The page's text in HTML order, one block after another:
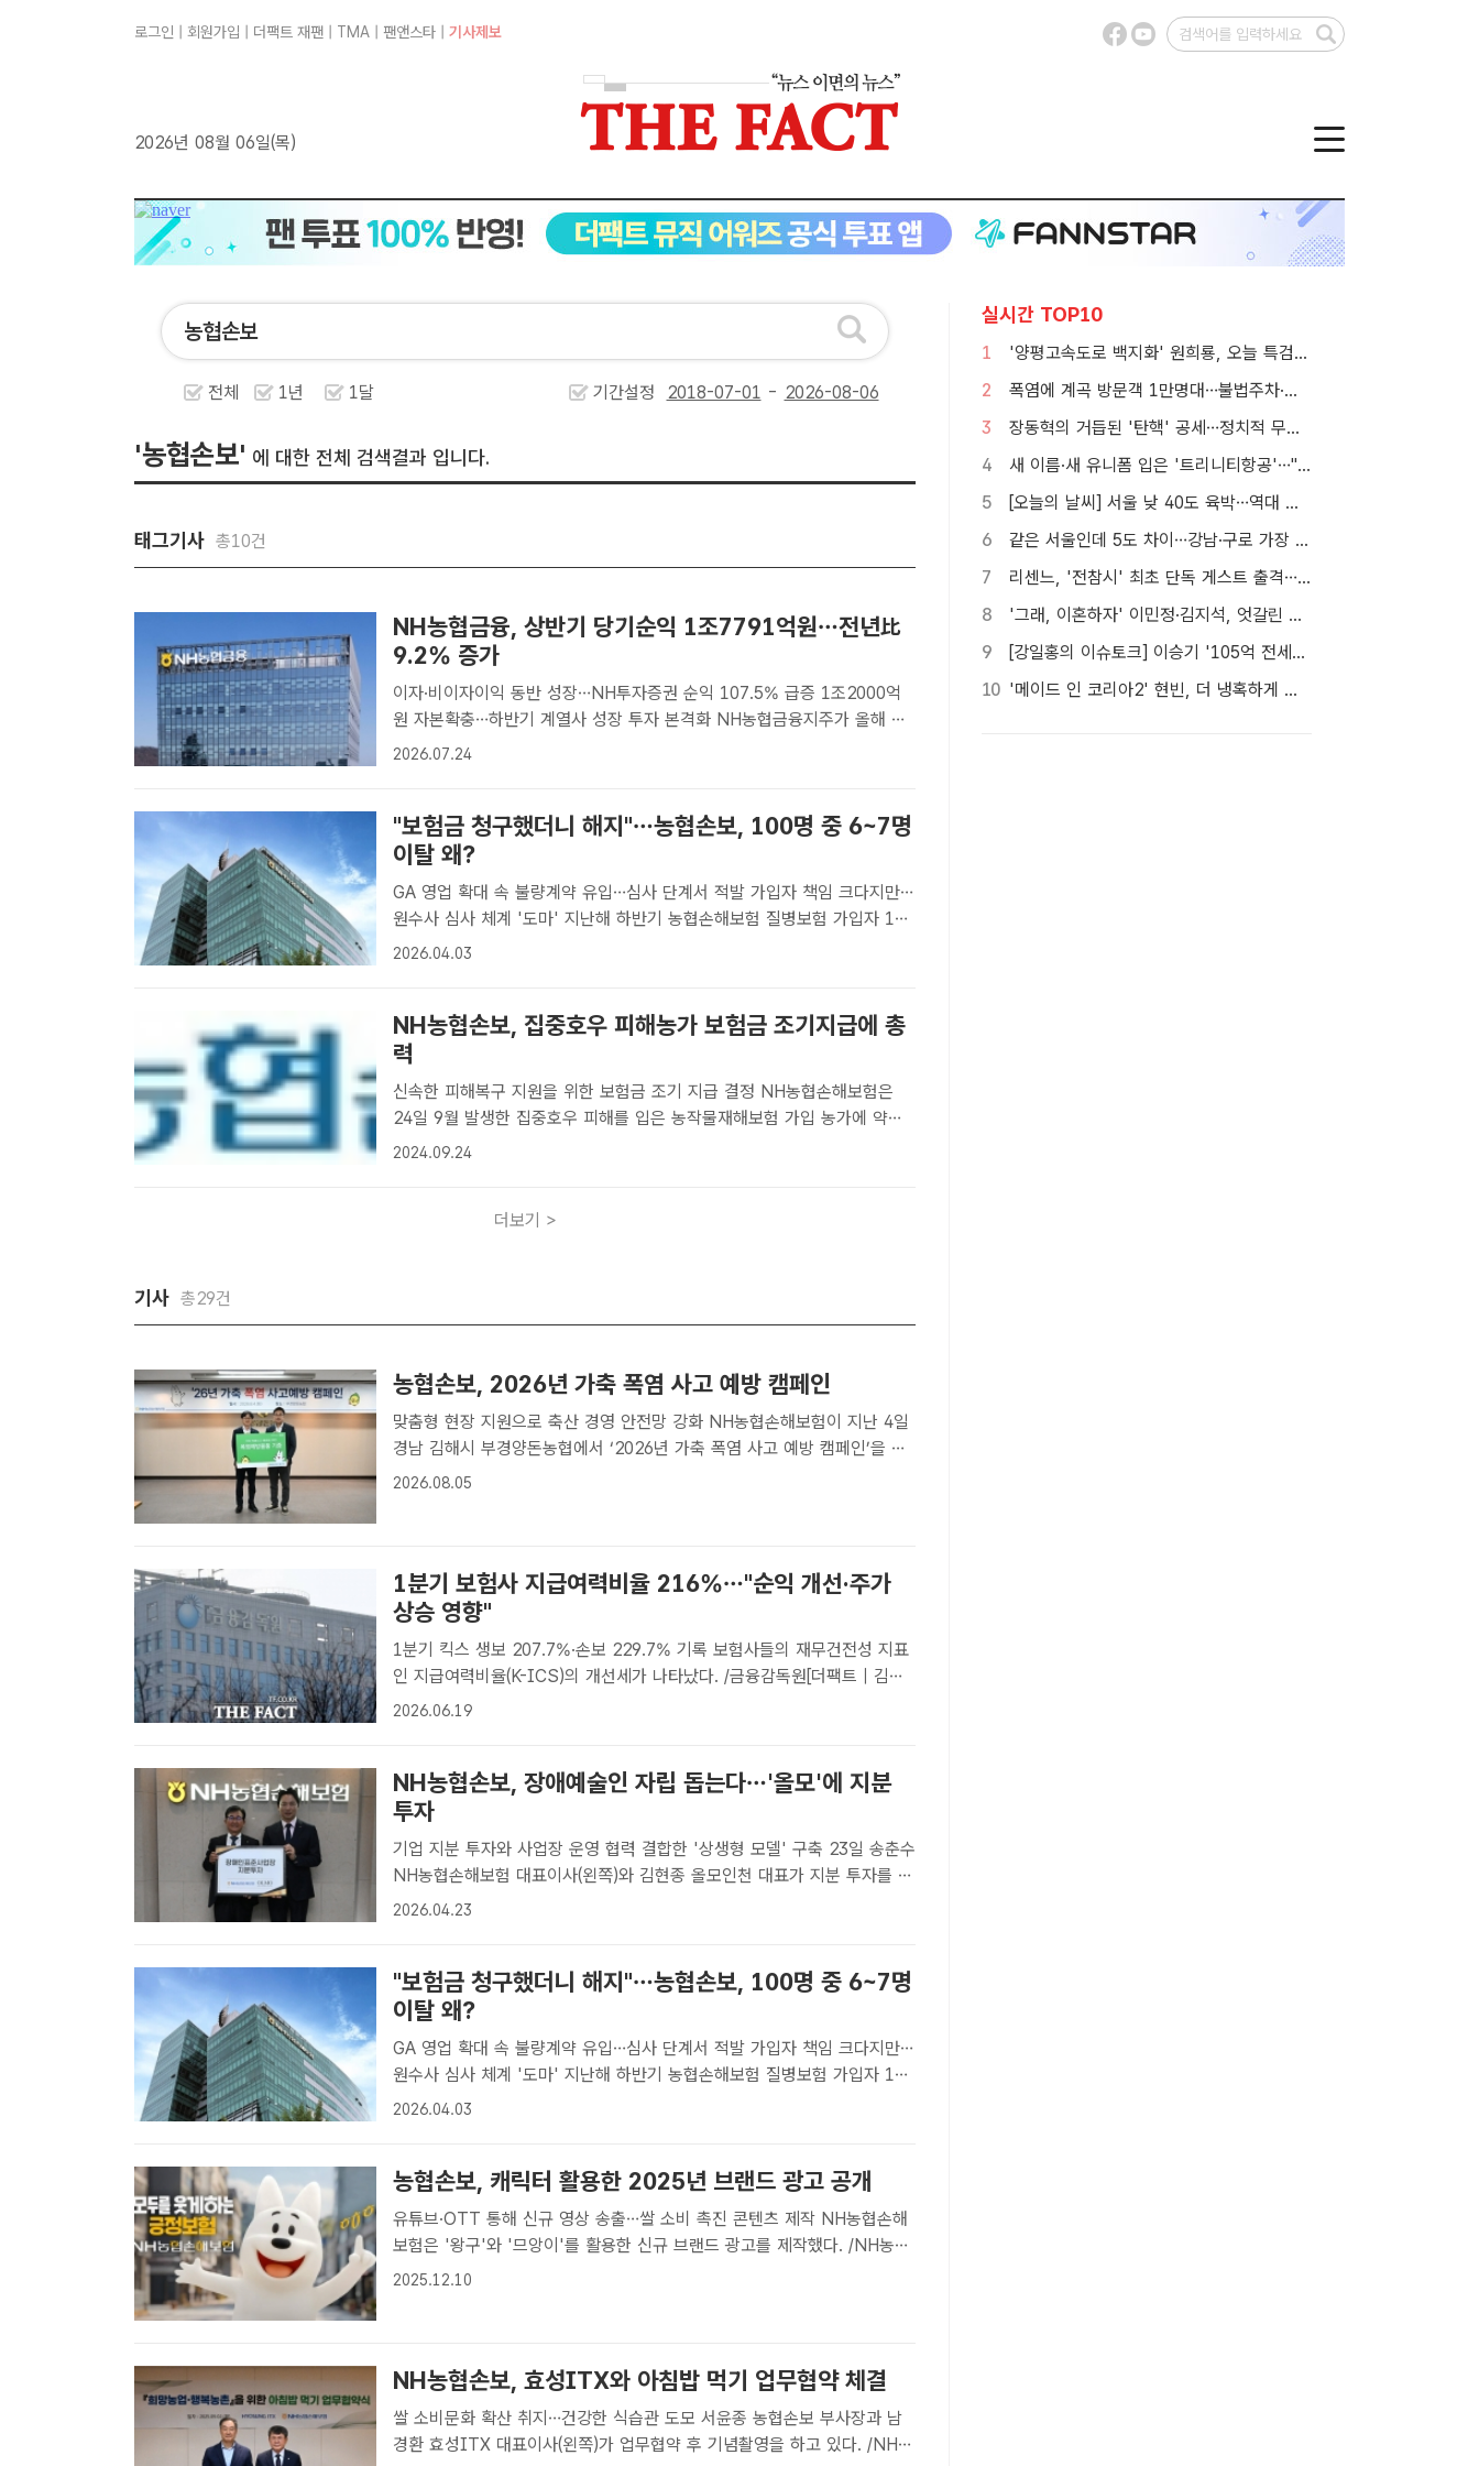
로그인 회원가입 더팩트 재팬 TMA 팬앤스타 기사제보
2026년 08월 06일(목)
전체 1년 1달 기간설정 -
'농협손보' 에 대한 전체 검색결과 입니다.
태그기사 총10건
NH농협금융, 상반기 당기순익 1조7791억원…전년比
9.2% 증가
이자·비이자이익 동반 성장…NH투자증권 순익 107.5% 급증 1조2000억
원 자본확충…하반기 계열사 성장 투자 본격화 NH농협금융지주가 올해 상
반기 당기순이익이 1조7791억원으로 전년 동기 대비 9.2% 증가했다고 밝
2026.07.24
"보험금 청구했더니 해지"…농협손보, 100명 중 6~7명
이탈 왜?
GA 영업 확대 속 불량계약 유입…심사 단계서 적발 가입자 책임 크다지만…
원수사 심사 체계 '도마' 지난해 하반기 농협손해보험 질병보험 가입자 100
명 중 6~7명이 보험금 청구 후 계약이 해지된 것으로 나타났다. /NH농협손
2026.04.03
NH농협손보, 집중호우 피해농가 보험금 조기지급에 총
력
신속한 피해복구 지원을 위한 보험금 조기 지급 결정 NH농협손해보험은
24일 9월 발생한 집중호우 피해를 입은 농작물재해보험 가입 농가에 약
200여억원 규모의 재해보험금을 신속하게 지급하겠다고 밝혔다. /NH농협
2024.09.24
더보기 >
기사 총29건
농협손보, 2026년 가축 폭염 사고 예방 캠페인
맞춤형 현장 지원으로 축산 경영 안전망 강화 NH농협손해보험이 지난 4일
경남 김해시 부경양돈농협에서 ‘2026년 가축 폭염 사고 예방 캠페인’을 실
시했다. /NH농협손해보험[더팩트 | 김태환 기자] 폭염이 기승을 부리는 가
2026.08.05
1분기 보험사 지급여력비율 216%…"순익 개선·주가
상승 영향"
1분기 킥스 생보 207.7%·손보 229.7% 기록 보험사들의 재무건전성 지표
인 지급여력비율(K-ICS)의 개선세가 나타났다. /금융감독원[더팩트 | 김태
환 기자] 보험사들의 재무건전성을 나타내는 지표인 지급여력비율(K-ICS,
2026.06.19
NH농협손보, 장애예술인 자립 돕는다…'올모'에 지분
투자
기업 지분 투자와 사업장 운영 협력 결합한 '상생형 모델' 구축 23일 송춘수
NH농협손해보험 대표이사(왼쪽)와 김현종 올모인천 대표가 지분 투자를 기
념해 사진 촬영을 하고 있다. /NH농협손해보험[더팩트 | 김태환 기자] NH
2026.04.23
"보험금 청구했더니 해지"…농협손보, 100명 중 6~7명
이탈 왜?
GA 영업 확대 속 불량계약 유입…심사 단계서 적발 가입자 책임 크다지만…
원수사 심사 체계 '도마' 지난해 하반기 농협손해보험 질병보험 가입자 100
명 중 6~7명이 보험금 청구 후 계약이 해지된 것으로 나타났다. /NH농협손
2026.04.03
농협손보, 캐릭터 활용한 2025년 브랜드 광고 공개
유튜브·OTT 통해 신규 영상 송출…쌀 소비 촉진 콘텐츠 제작 NH농협손해
보험은 '왕구'와 '므앙이'를 활용한 신규 브랜드 광고를 제작했다. /NH농협
손해보험[더팩트ㅣ김정산 기자] NH농협손해보험은 대표 캐릭터인 '왕구'와
2025.12.10
NH농협손보, 효성ITX와 아침밥 먹기 업무협약 체결
쌀 소비문화 확산 취지…건강한 식습관 도모 서윤종 농협손보 부사장과 남
경환 효성ITX 대표이사(왼쪽)가 업무협약 후 기념촬영을 하고 있다. /NH농
실시간 TOP10
1
'양평고속도로 백지화' 원희룡, 오늘 특검 2차 피의자 조사
2
폭염에 계곡 방문객 1만명대…불법주차·쓰레기는 골치
3
장동혁의 거듭된 '탄핵' 공세…정치적 무게감은 뚝
4
새 이름·새 유니폼 입은 '트리니티항공'…"고객 경험 바꾼다"[TF현장]
5
[오늘의 날씨] 서울 낮 40도 육박…역대 최고 39.6도 위협
6
같은 서울인데 5도 차이…강남·구로 가장 덥고 서대문 낮다
7
리센느, '전참시' 최초 단독 게스트 출격…8일 방송
8
'그래, 이혼하자' 이민정·김지석, 엇갈린 시선…이별의 시작
9
[강일홍의 이슈토크] 이승기 '105억 전세금' 비상…오늘 만기, 돌려받을 수 있나?
10
'메이드 인 코리아2' 현빈, 더 냉혹하게 더 커진 욕망으로